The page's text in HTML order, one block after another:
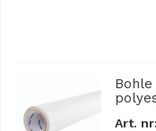
Art. nr: